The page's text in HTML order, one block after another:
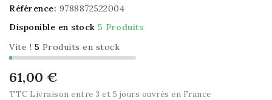
Référence: 9788872522004
Disponible en stock 5 Produits
Vite ! 5 Produits en stock
61,00 €
TTC Livraison entre 3 et 5 jours ouvrés en France